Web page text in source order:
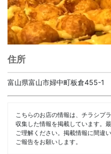
住所
富山県富山市婦中町板倉455-1
こちらのお店の情報は、チラシプ
収集した情報を掲載しています。
ご理解ください。掲載情報に間違
ご報告をお願いします。